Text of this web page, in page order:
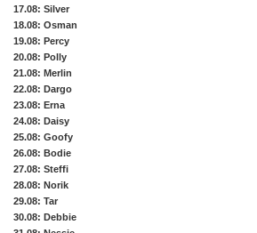
17.08: Silver
18.08: Osman
19.08: Percy
20.08: Polly
21.08: Merlin
22.08: Dargo
23.08: Erna
24.08: Daisy
25.08: Goofy
26.08: Bodie
27.08: Steffi
28.08: Norik
29.08: Tar
30.08: Debbie